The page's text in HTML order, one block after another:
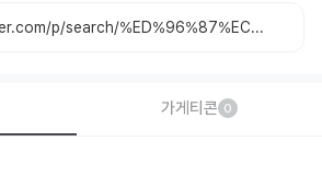
https://map.naver.com/p/search/%ED%96%87%EC%8C%80%EC%83%81%EC%A0%90/place/1500150936
가게티콘 0